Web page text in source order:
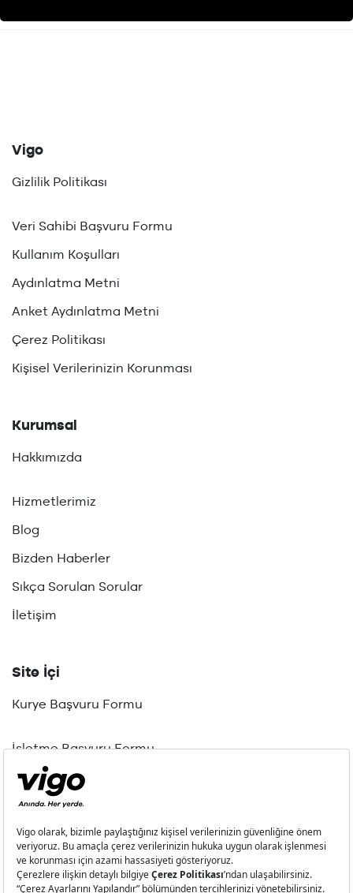
Vigo
Gizlilik Politikası
Veri Sahibi Başvuru Formu
Kullanım Koşulları
Aydınlatma Metni
Anket Aydınlatma Metni
Çerez Politikası
Kişisel Verilerinizin Korunması
Kurumsal
Hakkımızda
Hizmetlerimiz
Blog
Bizden Haberler
Sıkça Sorulan Sorular
İletişim
Site İçi
Kurye Başvuru Formu
İşletme Başvuru Formu